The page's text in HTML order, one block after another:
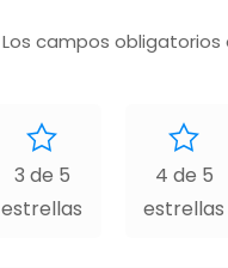
Los campos
3 de 5
estrellas
4 de 5
estrellas